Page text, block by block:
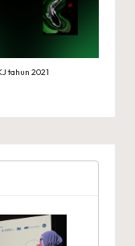
tahun 2021